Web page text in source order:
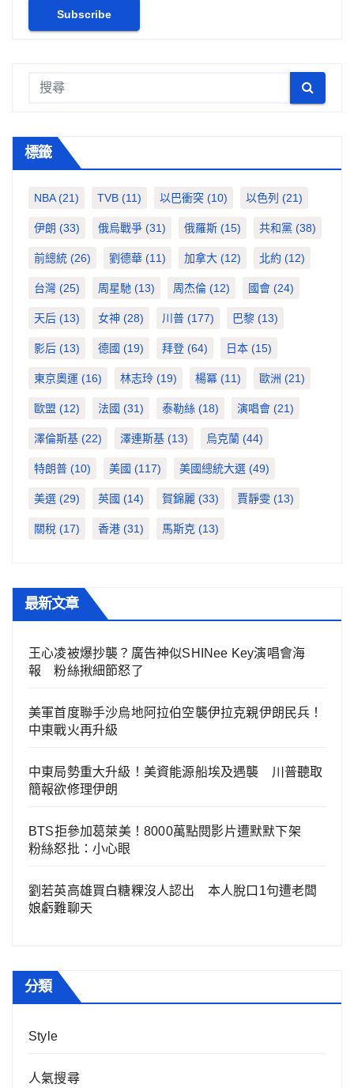
標籤
NBA(21) TVB (11) 以巴衝突 (10) 以色列 (21)
伊朗 (33) 俄烏戰爭 (31) 俄羅斯 (15) 共和黨 (38)
前總統 (26) 劉德華 (11) 加拿大 (12) 北約 (12)
台灣 (25) 周星馳 (13) 周杰倫 (12) 國會 (24)
天后 (13) 女神 (28) 川普 (177) 巴黎 (13)
影后 (13) 德國 (19) 拜登 (64) 日本 (15)
東京奧運 (16) 林志玲 (19) 楊冪 (11) 歐洲 (21)
歐盟 (12) 法國 (31) 泰勒絲 (18) 演唱會 (21)
澤倫斯基 (22) 澤連斯基 (13) 烏克蘭 (44)
特朗普 (10) 美國 (117) 美國總統大選 (49)
美選 (29) 英國 (14) 賀錦麗 (33) 賈靜雯 (13)
關稅 (17) 香港 (31) 馬斯克 (13)
最新文章
王心凌被爆抄襲？廣告神似SHINee Key演唱會海
報 粉絲揪細節怒了
美軍首度聯手沙烏地阿拉伯空襲伊拉克親伊朗民兵！
中東戰火再升級
中東局勢重大升級！美資能源船埃及遇襲 川普聽取
簡報欲修理伊朗
BTS拒參加葛萊美！8000萬點閱影片遭默默下架
粉絲怒批：小心眼
劉若英高雄買白糖粿沒人認出 本人脫口1句遭老闆
娘虧難聊天
分類
Style
人氣搜尋